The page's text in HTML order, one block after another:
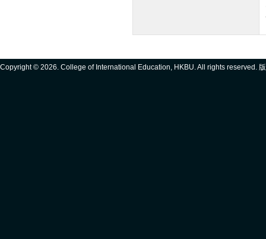
Copyright © 2026. College of International Education, HKBU. All rights reserved.